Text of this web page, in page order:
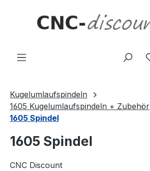
Kugelumlaufspindeln
1605 Kugelumlaufspindeln + Zubehör
1605 Spindel
1605 Spindel
CNC Discount